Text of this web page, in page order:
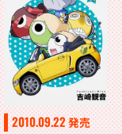
2010.09.22 発売